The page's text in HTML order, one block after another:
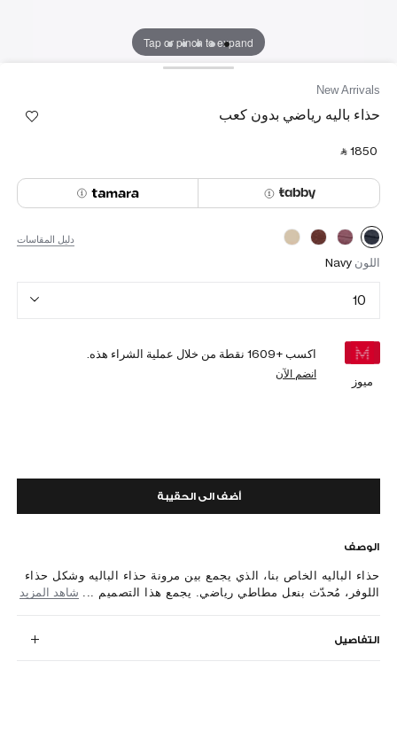
Tap or pinch to expand
New Arrivals
حذاء باليه رياضي بدون كعب
‎ ⃁ ⁦1850⁩ ‎
دليل المقاسات
اللون Navy
10
ميوز
اكسب +1609 نقطة من خلال عملية الشراء هذه.
انضم الآن
أضف الى الحقيبة
الوصف
حذاء الباليه الخاص بنا، الذي يجمع بين مرونة حذاء الباليه وشكل حذاء
اللوفر، مُحدّث بنعل مطاطي رياضي. يجمع هذا التصميم ... شاهد المزيد
التفاصيل